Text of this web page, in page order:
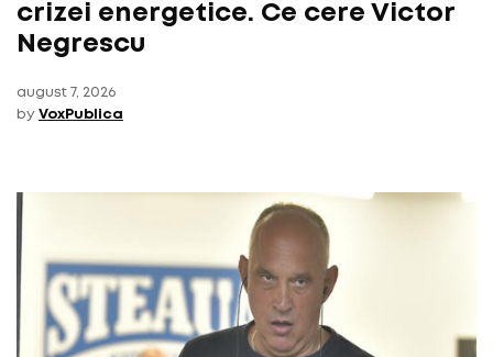
crizei energetice. Ce cere Victor
Negrescu
august 7, 2026
by VoxPublica